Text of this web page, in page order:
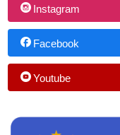
Instagram
Facebook
Youtube